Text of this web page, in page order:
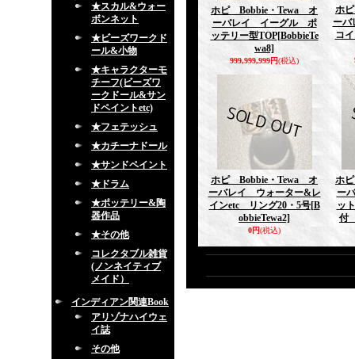
★スカル&ウォー
ボンネット
★ビーズワークド
ール&小物
★キャラクターモ
チーフ(ビーズワ
ークドール&サン
ドペイントetc)
★フェテッシュ
★カチーナドール
★サンドペイント
★ドラム
★ポッテリー&陶
器作品
★その他
コレクタブル雑貨
(ノンネイティブ
メイド）
インディアン関連Book
アリゾナハイウェ
イ誌
その他
ホピ Bobbie・Tewa オ
ーバレイ イーグル ポ
ッテリー型TOP[BobbieTe
wa8]
999,999,999円(税込)
ホ
ー
コ
ホピ Bobbie・Tewa オ
ーバレイ ウォーター&レ
インetc リング20・5号[B
obbieTewa2]
0円(税込)
ホ
ー
ッ
付